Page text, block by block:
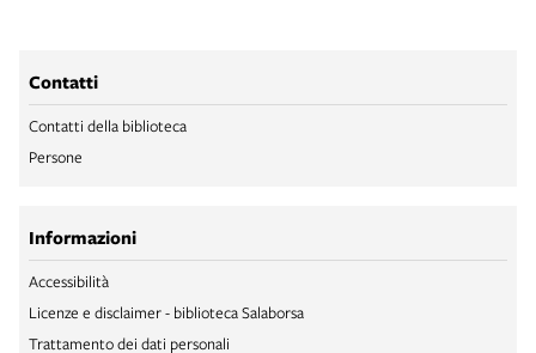
Contatti
Contatti della biblioteca
Persone
Informazioni
Accessibilità
Licenze e disclaimer - biblioteca Salaborsa
Trattamento dei dati personali